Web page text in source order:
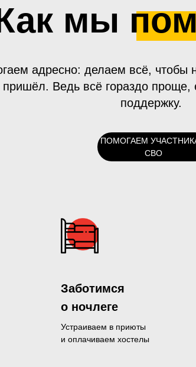
мы
ПОМОГАЕМ
СВО
адресно: делаем всё, чтобы
пришёл. Ведь всё гораздо проще,
поддержку.
Устраиваем в приюты
и оплачиваем хостелы
Заботимся
о ночлеге